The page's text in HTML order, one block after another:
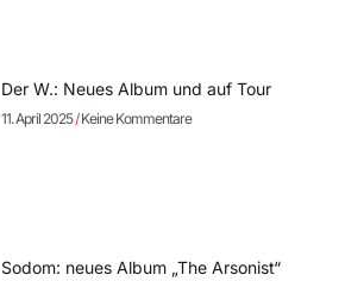
Der W.: Neues Album und auf Tour
11. April 2025 Keine Kommentare
Sodom: neues Album „The Arsonist“